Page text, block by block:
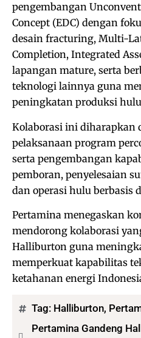
pengembangan
Concept (EDC) dengan
desain fracturing, Multi-
Completion, Integrated
lapangan mature, serta
teknologi lainnya guna
peningkatan produksi
Kolaborasi ini diharapkan
pelaksanaan program
serta pengembangan
pemboran, penyelesaian
dan operasi hulu berbasis
Pertamina menegaskan
mendorong kolaborasi
Halliburton guna
memperkuat kapabilitas
ketahanan energi
Tag: Halliburton,
Pertamina Gandeng